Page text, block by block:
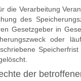
die Verarbeitung
des
Gesetzgeber in
oder
der